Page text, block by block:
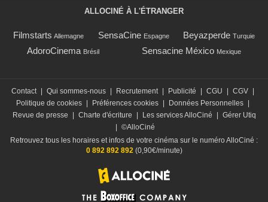
ALLOCINÉ À L'ÉTRANGER
Filmstarts Allemagne SensaCine Espagne Beyazperde Turquie
AdoroCinema Brésil Sensacine México Mexique
Contact | Qui sommes-nous | Recrutement | Publicité | CGU | CGV |
Politique de cookies | Préférences cookies | Données Personnelles |
Revue de presse
| Charte d'écriture | Les services AlloCiné | Gérer Utiq
| ©AlloCiné
Retrouvez tous les horaires et infos de votre cinéma sur le numéro AlloCiné :
0 892 892 892 (0,90€/minute)